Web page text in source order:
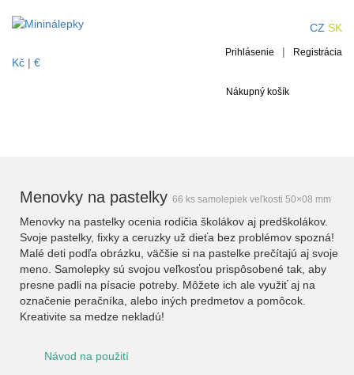
Menovky na pastelky CZ SK
Kč | €
Prihlásenie | Registrácia
Nákupný košík
Menovky na pastelky 66 ks samolepiek veľkosti 50×08 mm
Menovky na pastelky ocenia rodičia školákov aj predškolákov.
Svoje pastelky, fixky a ceruzky už dieťa bez problémov spozná!
Malé deti podľa obrázku, väčšie si na pastelke prečítajú aj svoje
meno. Samolepky sú svojou veľkosťou prispôsobené tak, aby
presne padli na písacie potreby. Môžete ich ale využiť aj na
označenie peračníka, alebo iných predmetov a pomôcok.
Kreativite sa medze nekladú!
Návod na použití